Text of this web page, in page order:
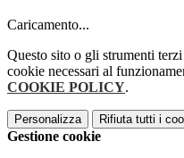
Caricamento...
Questo sito o gli strumenti
cookie necessari al
COOKIE POLICY.
Personalizza Rifiuta tutti i
Gestione cookie